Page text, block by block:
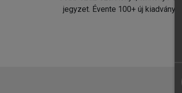
jegyzet. Évente 100+ új kiadvány.